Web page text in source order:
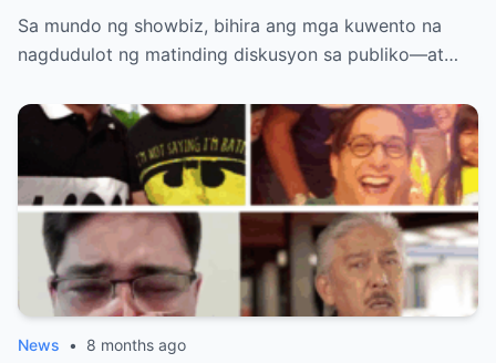
Simula ng Pag-ibig? Ang Kontrobersiya sa
Showbiz at Social Media
Sa mundo ng showbiz, bihira ang mga kuwento na
nagdudulot ng matinding diskusyon sa publiko—at…
News • 8 months ago